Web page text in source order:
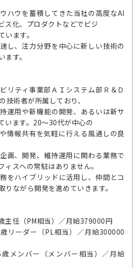
ハウを蓄積してきた当社の高度なAI
ス化、プロダクトなどでビジ
ます。
し、注力分野を中心に新しい技術の
す。
リティ事業部ＡＩシステム部Ｒ＆Ｄ
技術者が所属しており、
運用や新機能の開発、あるいは新サ
います。20～30代が中心の
情報共有を気軽に行える風通しの良
画、開発、維持運用に関わる業務で
スへの常駐はありません。
をハイブリッドに活用し、仲間とコ
りながら開発を進めていきます。
主任（PM相当）／月給379000円
リーダー（PL相当）／月給300000
メンバー（メンバー相当）／月給